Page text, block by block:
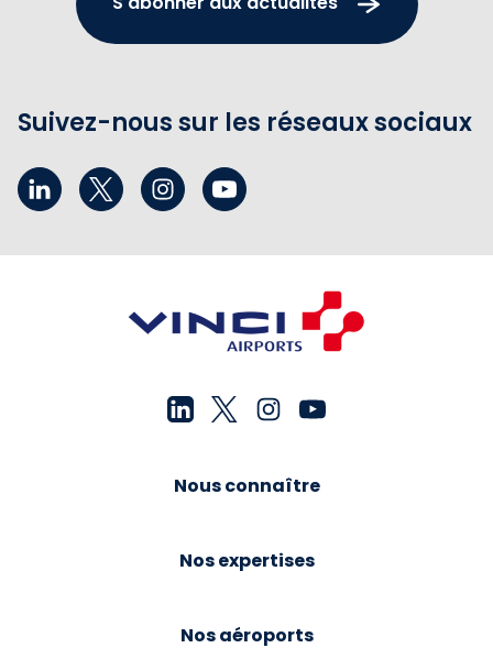
Suivez-nous sur les réseaux sociaux
Nous connaître
Nos expertises
Nos aéroports